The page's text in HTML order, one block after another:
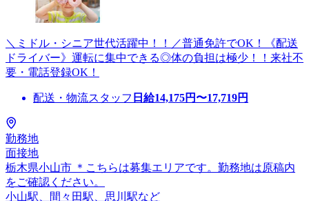
＼ミドル・シニア世代活躍中！！／普通免許でOK！《配送
ドライバー》運転に集中できる◎体の負担は極少！！来社不
要・電話登録OK！
配送・物流スタッフ 日給14,175円〜17,719円
勤務地
面接地
栃木県小山市 ＊こちらは募集エリアです。勤務地は原稿内
をご確認ください。
小山駅、間々田駅、思川駅など